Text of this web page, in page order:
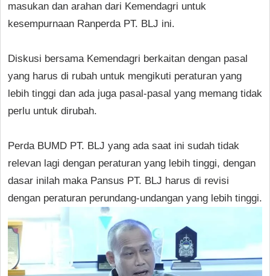
masukan dan arahan dari Kemendagri untuk
kesempurnaan Ranperda PT. BLJ ini.
Diskusi bersama Kemendagri berkaitan dengan pasal
yang harus di rubah untuk mengikuti peraturan yang
lebih tinggi dan ada juga pasal-pasal yang memang tidak
perlu untuk dirubah.
Perda BUMD PT. BLJ yang ada saat ini sudah tidak
relevan lagi dengan peraturan yang lebih tinggi, dengan
dasar inilah maka Pansus PT. BLJ harus di revisi
dengan peraturan perundang-undangan yang lebih tinggi.